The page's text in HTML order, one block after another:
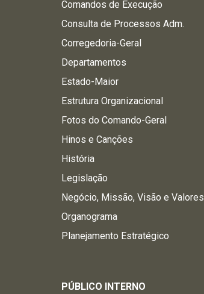
Comandos de Execução
Consulta de Processos Adm.
Corregedoria-Geral
Departamentos
Estado-Maior
Estrutura Organizacional
Fotos do Comando-Geral
Hinos e Canções
História
Legislação
Negócio, Missão, Visão e Valores
Organograma
Planejamento Estratégico
PÚBLICO INTERNO